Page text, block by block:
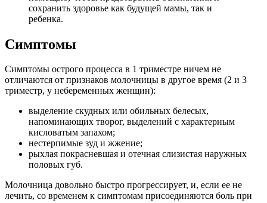
сохранить здоровье как будущей мамы, так и
ребенка.
Симптомы
Симптомы острого процесса в 1 триместре ничем не
отличаются от признаков молочницы в другое время (2 и 3
триместр, у небеременных женщин):
выделение скудных или обильных белесых,
напоминающих творог, выделений с характерным
кисловатым запахом;
нестерпимые зуд и жжение;
рыхлая покрасневшая и отечная слизистая наружных
половых губ.
Молочница довольно быстро прогрессирует, и, если ее не
лечить, со временем к симптомам присоединяются боль при